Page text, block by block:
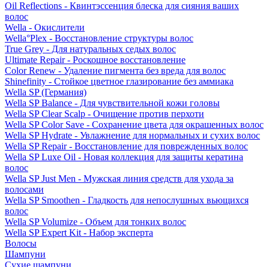
Oil Reflections - Квинтэссенция блеска для сияния ваших
волос
Wella - Окислители
Wella°Plex - Восстановление структуры волос
True Grey - Для натуральных седых волос
Ultimate Repair - Роскошное восстановление
Color Renew - Удаление пигмента без вреда для волос
Shinefinity - Стойкое цветное глазирование без аммиака
Wella SP (Германия)
Wella SP Balance - Для чувствительной кожи головы
Wella SP Clear Scalp - Очищение против перхоти
Wella SP Color Save - Сохранение цвета для окрашенных волос
Wella SP Hydrate - Увлажнение для нормальных и сухих волос
Wella SP Repair - Восстановление для поврежденных волос
Wella SP Luxe Oil - Новая коллекция для защиты кератина
волос
Wella SP Just Men - Мужская линия средств для ухода за
волосами
Wella SP Smoothen - Гладкость для непослушных вьющихся
волос
Wella SP Volumize - Объем для тонких волос
Wella SP Expert Kit - Набор эксперта
Волосы
Шампуни
Сухие шампуни